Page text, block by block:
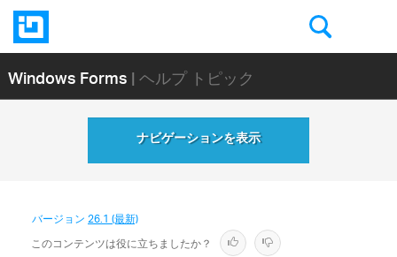
Windows Forms| ヘルプ トピック
ナビゲーションを表示
バージョン26.1 (最新)
このコンテンツは役に立ちましたか？